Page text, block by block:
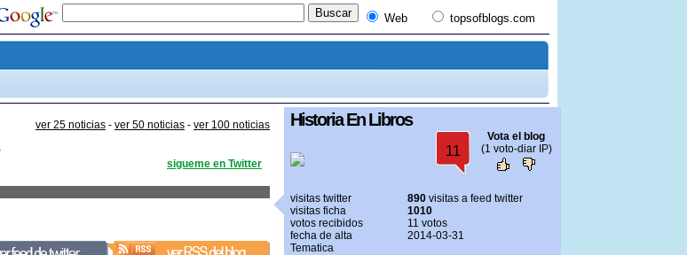
Web topsofblogs.com
ver 25 noticias - ver 50 noticias - ver 100 noticias
sigueme en Twitter
Historia En Libros
11
Vota el blog
(1 voto-diar IP)
visitas twitter 890 visitas a feed twitter
visitas ficha
1010
votos recibidos
11 votos
fecha de alta
2014-03-31
Tematica